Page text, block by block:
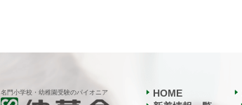
名門小学校・幼稚園受験のパイオニア
HOME